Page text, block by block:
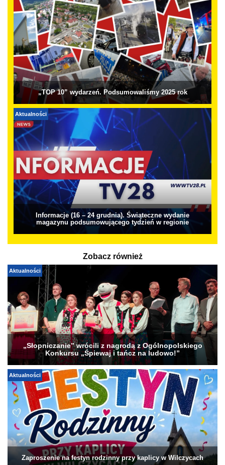
„TOP 10” wydarzeń. Podsumowaliśmy 2025 rok
Aktualności
Informacje (16 – 24 grudnia). Świąteczne wydanie
magazynu podsumowującego tydzień w regionie
Zobacz również
Aktualności
„Słopniczanie” wrócili z nagrodą z Ogólnopolskiego
Konkursu „Śpiewaj i tańcz na ludowo!”
Aktualności
Zaproszenie na festyn rodzinny przy kaplicy w Wilczycach